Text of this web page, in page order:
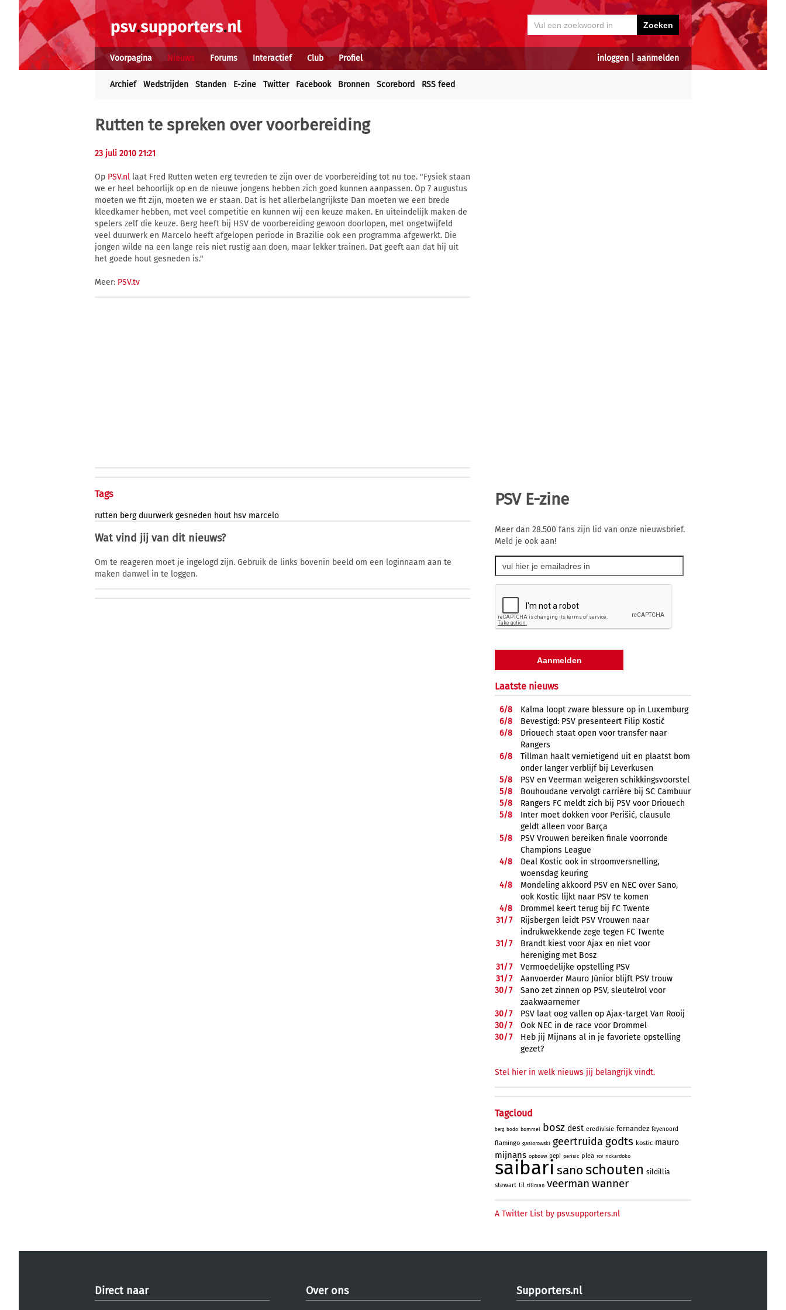
inloggen| aanmelden
Voorpagina Nieuws Forums Interactief Club Profiel
Archief Wedstrijden Standen E-zine Twitter Facebook Bronnen Scorebord RSS feed
Rutten te spreken over voorbereiding
23 juli 2010 21:21
Op PSV.nl laat Fred Rutten weten erg tevreden te zijn over de voorbereiding tot nu toe. "Fysiek staan
we er heel behoorlijk op en de nieuwe jongens hebben zich goed kunnen aanpassen. Op 7 augustus
moeten we fit zijn, moeten we er staan. Dat is het allerbelangrijkste Dan moeten we een brede
kleedkamer hebben, met veel competitie en kunnen wij een keuze maken. En uiteindelijk maken de
spelers zelf die keuze. Berg heeft bij HSV de voorbereiding gewoon doorlopen, met ongetwijfeld
veel duurwerk en Marcelo heeft afgelopen periode in Brazilie ook een programma afgewerkt. Die
jongen wilde na een lange reis niet rustig aan doen, maar lekker trainen. Dat geeft aan dat hij uit
het goede hout gesneden is."
Meer: PSV.tv
Tags
rutten berg duurwerk gesneden hout hsv marcelo
Wat vind jij van dit nieuws?
Om te reageren moet je ingelogd zijn. Gebruik de links bovenin beeld om een loginnaam aan te
maken danwel in te loggen.
PSV E-zine
Meer dan 28.500 fans zijn lid van onze nieuwsbrief.
Meld je ook aan!
Laatste nieuws
6/8
Kalma loopt zware blessure op in Luxemburg
6/8
Bevestigd: PSV presenteert Filip Kostić
6/8
Driouech staat open voor transfer naar
Rangers
6/8
Tillman haalt vernietigend uit en plaatst bom
onder langer verblijf bij Leverkusen
5/8
PSV en Veerman weigeren schikkingsvoorstel
5/8
Bouhoudane vervolgt carrière bij SC Cambuur
5/8
Rangers FC meldt zich bij PSV voor Driouech
5/8
Inter moet dokken voor Perišić, clausule
geldt alleen voor Barça
5/8
PSV Vrouwen bereiken finale voorronde
Champions League
4/8
Deal Kostic ook in stroomversnelling,
woensdag keuring
4/8
Mondeling akkoord PSV en NEC over Sano,
ook Kostic lijkt naar PSV te komen
4/8
Drommel keert terug bij FC Twente
31/7
Rijsbergen leidt PSV Vrouwen naar
indrukwekkende zege tegen FC Twente
31/7
Brandt kiest voor Ajax en niet voor
hereniging met Bosz
31/7
Vermoedelijke opstelling PSV
31/7
Aanvoerder Mauro Júnior blijft PSV trouw
30/7
Sano zet zinnen op PSV, sleutelrol voor
zaakwaarnemer
30/7
PSV laat oog vallen op Ajax-target Van Rooij
30/7
Ook NEC in de race voor Drommel
30/7
Heb jij Mijnans al in je favoriete opstelling
gezet?
Stel hier in welk nieuws jij belangrijk vindt.
Tagcloud
berg bodo bommel bosz dest eredivisie fernandez feyenoord
flamingo gasiorowski geertruida godts kostic mauro
mijnans opbouw pepi perisic plea rcv rickardoko
saibari sanoschouten sildillia
stewart til tillman veerman wanner
A Twitter List by psv.supporters.nl
Direct naar Over ons Supporters.nl